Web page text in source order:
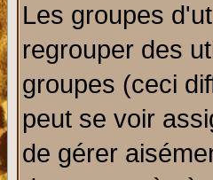
Les groupes
regrouper des
groupes (ceci
peut se voir
de gérer